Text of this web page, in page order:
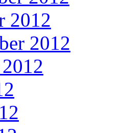
2012
2012